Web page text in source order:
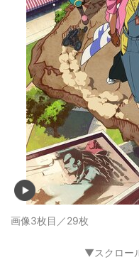
画像3枚目／29枚
▼スクロー